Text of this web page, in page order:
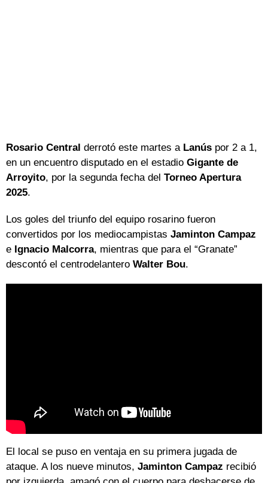
Rosario Central derrotó este martes a Lanús por 2 a 1,
en un encuentro disputado en el estadio Gigante de
Arroyito, por la segunda fecha del Torneo Apertura
2025.
Los goles del triunfo del equipo rosarino fueron
convertidos por los mediocampistas Jaminton Campaz
e Ignacio Malcorra, mientras que para el “Granate”
descontó el centrodelantero Walter Bou.
El local se puso en ventaja en su primera jugada de
ataque. A los nueve minutos, Jaminton Campaz recibió